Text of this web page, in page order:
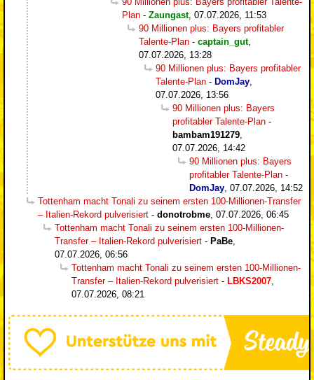
Plan - Zaungast, 07.07.2026, 11:53
90 Millionen plus: Bayers profitabler
Talente-Plan - captain_gut,
07.07.2026, 13:28
90 Millionen plus: Bayers profitabler
Talente-Plan - DomJay
07.07.2026, 13:56
90 Millionen plus: Bayers
profitabler Talente-Plan -
bambam191279
07.07.2026, 14:42
90 Millionen plus: Bayers
profitabler Talente-Plan -
DomJay 07.07.2026, 14:52
Tottenham macht Tonali zu seinem ersten 100-Millionen-Transfer
– Italien-Rekord pulverisiert - donotrobme 07.07.2026, 06:45
Tottenham macht Tonali zu seinem ersten 100-Millionen-
Transfer – Italien-Rekord pulverisiert - PaBe
07.07.2026, 06:56
Tottenham macht Tonali zu seinem ersten 100-Millionen-
Transfer – Italien-Rekord pulverisiert - LBKS2007
07.07.2026, 08:21